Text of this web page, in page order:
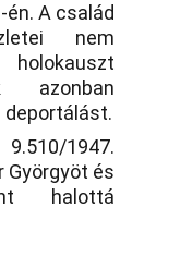
A család
nem
azonban
1947.
Györgyöt és
halottá